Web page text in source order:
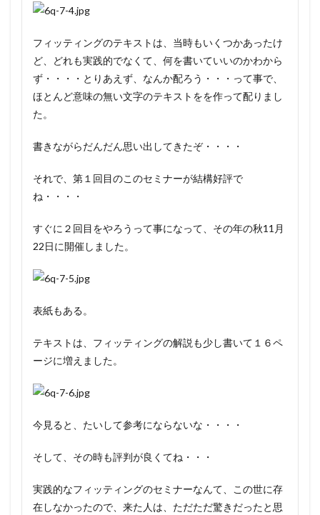
フィッティングのテキストは、当時もいくつかあったけ
ど、どれも実践的でなくて、何を書いていいのかわから
ず・・・・とりあえず、なんか配ろう・・・って事で、
ほとんど意味の無い文字のテキストをを作って配りまし
た。
書きながらだんだん思い出してきたぞ・・・・
それで、第１回目のこのセミナーが結構好評で
ね・・・・
すぐに２回目をやろうって事になって、その年の秋11月
22日に開催しました。
表紙もある。
テキストは、フィッティングの解説も少し書いて１６ペ
ージに増えました。
今見ると、たいして参考にならないな・・・・
そして、その時も評判が良くてね・・・
実践的なフィッティングのセミナーなんて、この世に存
在しなかったので、来た人は、ただただ驚きだったと思